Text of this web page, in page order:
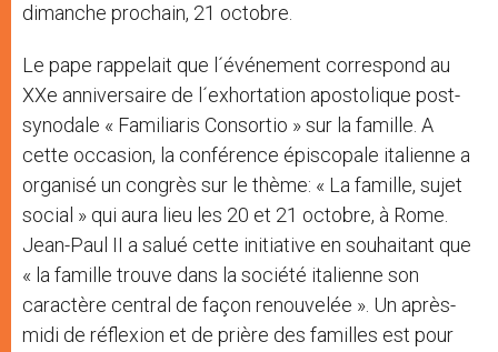
dimanche prochain, 21 octobre.
Le pape rappelait que l´événement correspond au
XXe anniversaire de l´exhortation apostolique post-
synodale « Familiaris Consortio » sur la famille. A
cette occasion, la conférence épiscopale italienne a
organisé un congrès sur le thème: « La famille, sujet
social » qui aura lieu les 20 et 21 octobre, à Rome.
Jean-Paul II a salué cette initiative en souhaitant que
« la famille trouve dans la société italienne son
caractère central de façon renouvelée ». Un après-
midi de réflexion et de prière des familles est pour